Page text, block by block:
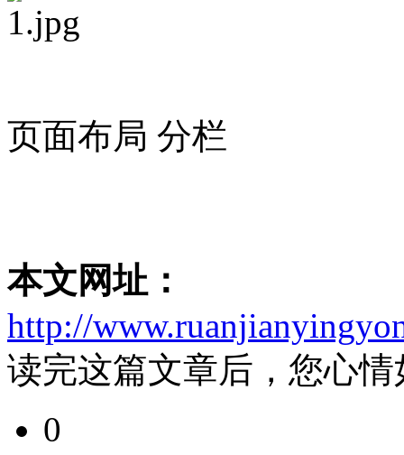
页面布局 分栏
本文网址：
http://
读完这篇文章后，您心情
0